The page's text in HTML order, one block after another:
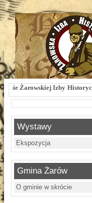
!!! Żarowska
Wystawy
Ekspozycja
Gmina Żarów
O gminie w skrócie